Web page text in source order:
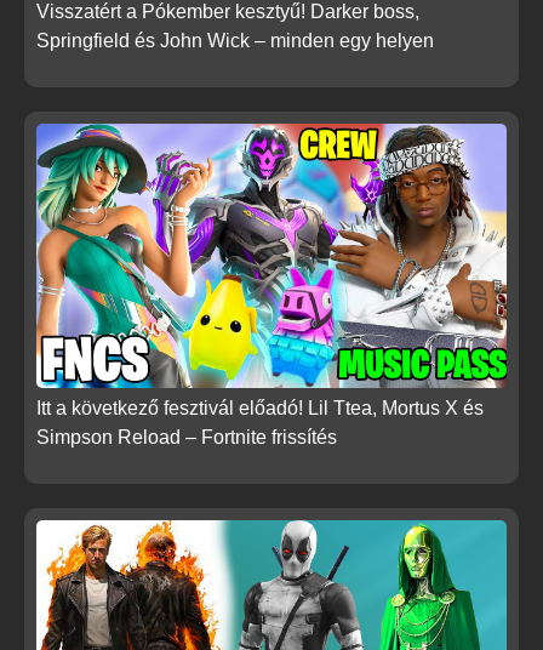
Visszatért a Pókember kesztyű! Darker boss,
Springfield és John Wick – minden egy helyen
Itt a következő fesztivál előadó! Lil Ttea, Mortus X és
Simpson Reload – Fortnite frissítés